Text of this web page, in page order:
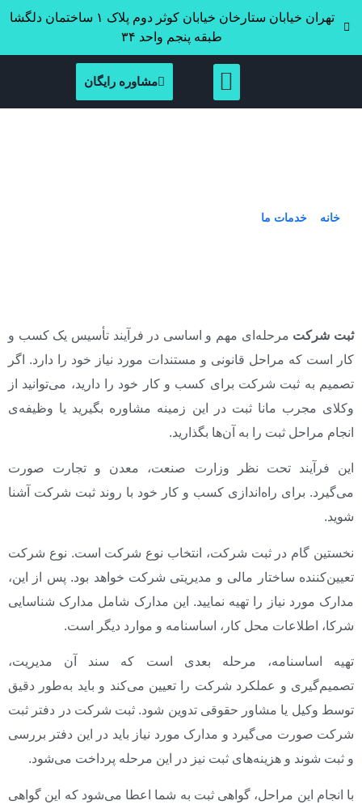
تهران خیابان ستارخان خیابان کوثر دوم پلاک ۱ ساختمان دلگشا
طبقه پنجم واحد ۳۴
مشاوره رایگان
خانه »خدمات ما
ثبت شرکت مرحله‌ای مهم‌ و اساسی در فرآیند تأسیس یک کسب و
کار است که مراحل قانونی و مستندات مورد نیاز خود را دارد. اگر
تصمیم به ثبت شرکت برای کسب و کار خود را دارید، می‌توانید از
وکلای مجرب مانا ثبت در این زمینه مشاوره بگیرید یا وظیفه‌ی
انجام مراحل ثبت را به آن‌ها بگذارید.
این فرآیند تحت نظر وزارت صنعت، معدن و تجارت صورت
می‌گیرد. برای راه‌اندازی کسب و کار خود با روند ثبت شرکت آشنا
شوید.
نخستین گام در ثبت شرکت، انتخاب نوع شرکت است. نوع شرکت
تعیین‌کننده ساختار مالی و مدیریتی شرکت خواهد بود. پس از این،
مدارک مورد نیاز را تهیه نمایید. این مدارک شامل مدارک شناسایی
شرکا، اطلاعات محل کار، اساسنامه و موارد دیگر است.
تهیه اساسنامه، مرحله بعدی است که سند آن مدیریت،
تصمیم‌گیری و عملکرد شرکت را تعیین می‌کند و باید به‌طور دقیق
توسط وکیل یا مشاور حقوقی تدوین شود. ثبت شرکت در دفتر ثبت
شرکت صورت می‌گیرد و مدارک مورد نیاز باید در این دفتر بررسی
و ثبت شوند و هزینه‌های ثبت نیز در این مرحله پرداخت می‌شود.
با انجام این مراحل، گواهی ثبت به شما اعطا می‌شود که این گواهی